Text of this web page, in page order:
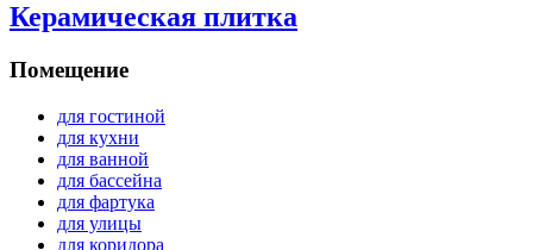
Керамическая плитка
Помещение
для гостиной
для кухни
для ванной
для бассейна
для фартука
для улицы
для коридора